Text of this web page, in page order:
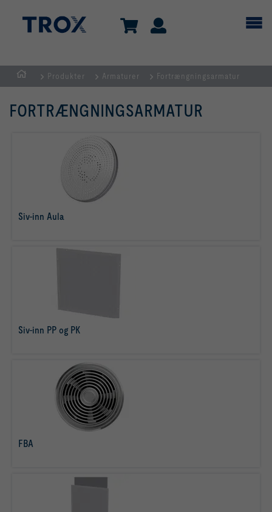
dk
Produkter Armaturer Fortrængningsarmatur
FORTRÆNGNINGSARMATUR
Siv-inn Aula
Siv-inn PP og PK
læs mere
FBA